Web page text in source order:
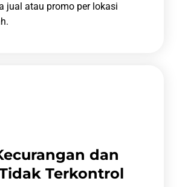
jual atau promo per lokasi
dan
Terkontrol